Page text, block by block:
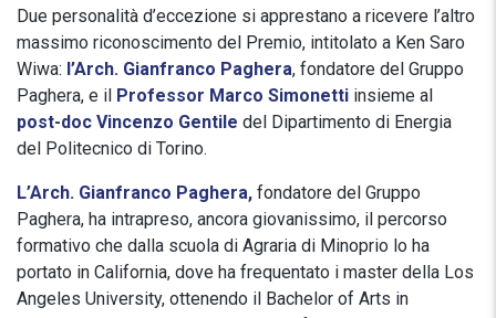
Due personalità d’eccezione si apprestano a ricevere l’altro
massimo riconoscimento del Premio, intitolato a Ken Saro
Wiwa: l’Arch. Gianfranco Paghera, fondatore del Gruppo
Paghera, e il Professor Marco Simonetti insieme al
post-doc Vincenzo Gentile del Dipartimento di Energia
del Politecnico di Torino.
L’Arch. Gianfranco Paghera, fondatore del Gruppo
Paghera, ha intrapreso, ancora giovanissimo, il percorso
formativo che dalla scuola di Agraria di Minoprio lo ha
portato in California, dove ha frequentato i master della Los
Angeles University, ottenendo il Bachelor of Arts in